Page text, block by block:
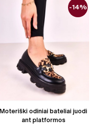
Moteriški odiniai bateliai juodi
ant platformos
-14%